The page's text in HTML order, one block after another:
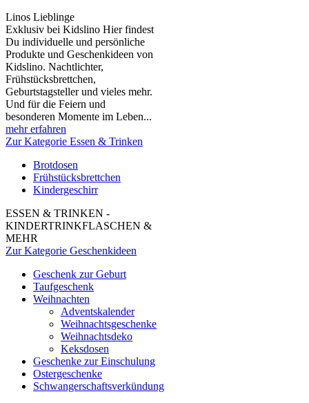
Linos Lieblinge
Exklusiv bei Kidslino Hier findest
Du individuelle und persönliche
Produkte und Geschenkideen von
Kidslino. Nachtlichter,
Frühstücksbrettchen,
Geburtstagsteller und vieles mehr.
Und für die Feiern und
besonderen Momente im Leben...
mehr erfahren
Zur Kategorie Essen & Trinken
Brotdosen
Frühstücksbrettchen
Kindergeschirr
ESSEN & TRINKEN -
KINDERTRINKFLASCHEN &
MEHR
Zur Kategorie Geschenkideen
Geschenk zur Geburt
Taufgeschenk
Weihnachten
Adventskalender
Weihnachtsgeschenke
Weihnachtsdeko
Keksdosen
Geschenke zur Einschulung
Ostergeschenke
Schwangerschaftsverkündung